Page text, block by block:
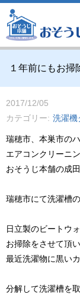
１年前にもお掃
2017/12/05
カテゴリー
洗濯機
瑞穂市、本巣市の
エアコンクリーニ
おそうじ本舗の成
瑞穂市にて洗濯槽
日立製のビートウ
お掃除をさせて頂
最近洗濯物に黒い
分解して洗濯槽を